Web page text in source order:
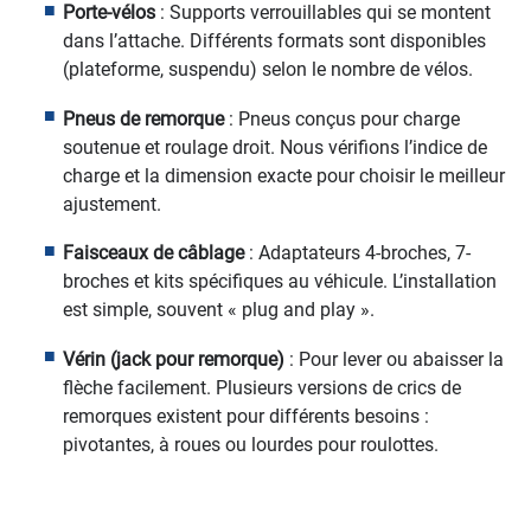
Porte-vélos: Supports verrouillables qui se montent
dans l’attache. Différents formats sont disponibles
(plateforme, suspendu) selon le nombre de vélos.
Pneus de remorque: Pneus conçus pour charge
soutenue et roulage droit. Nous vérifions l’indice de
charge et la dimension exacte pour choisir le meilleur
ajustement.
Faisceaux de câblage: Adaptateurs 4-broches, 7-
broches et kits spécifiques au véhicule. L’installation
est simple, souvent « plug and play ».
Vérin (jack pour remorque) : Pour lever ou abaisser la
flèche facilement. Plusieurs versions de crics de
remorques existent pour différents besoins :
pivotantes, à roues ou lourdes pour roulottes.